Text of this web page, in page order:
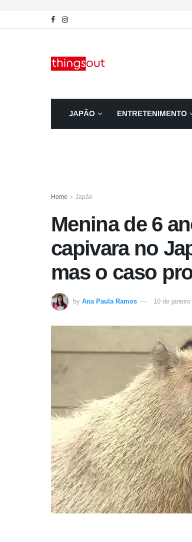
JAPÃO ENTRETENIMENTO
Home Japão
Menina de 6
capivara no
mas o caso
by Ana Paula Ramos 10 de